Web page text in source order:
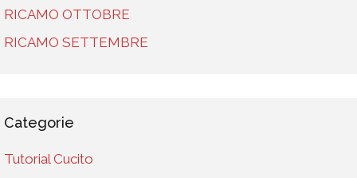
RICAMO OTTOBRE
RICAMO SETTEMBRE
Categorie
Tutorial Cucito